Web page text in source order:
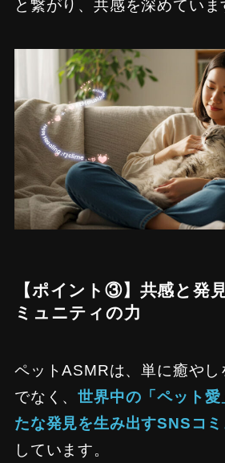
と繋がり、共感を深めていま
【ポイント③】共感と発
ミュニティの力
ペットASMRは、単に癒やし
でなく、世界中の「ペット
たな発見を生み出すSNSコミ
しています。